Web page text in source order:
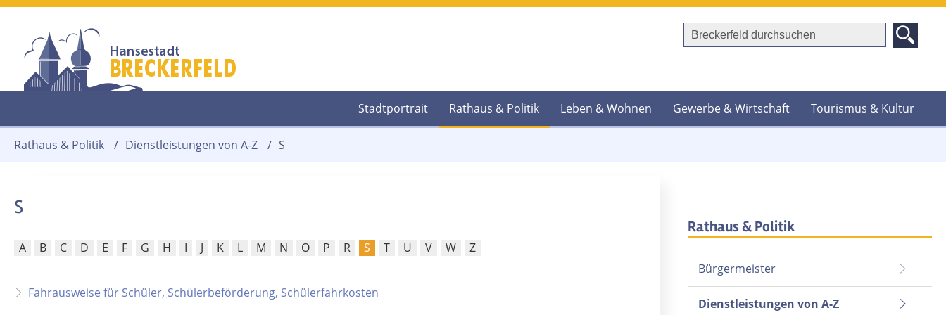
Stadtportrait Rathaus & Politik Leben & Wohnen Gewerbe & Wirtschaft Tourismus & Kultur
Rathaus & Politik / Dienstleistungen von A-Z / S
S
A B C D E F G H I J K L M N O P R S T U V W Z
Fahrausweise für Schüler, Schülerbeförderung, Schülerfahrkosten
Rathaus & Politik
Bürgermeister
Dienstleistungen von A-Z